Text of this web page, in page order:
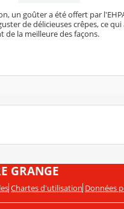
un goûter a été offert par
de délicieuses crêpes, ce
de la meilleure des façons.
GRANGE
Chartes d'utilisation Données